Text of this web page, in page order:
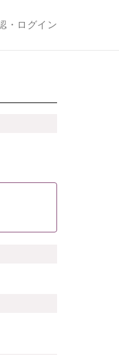
・ログイン